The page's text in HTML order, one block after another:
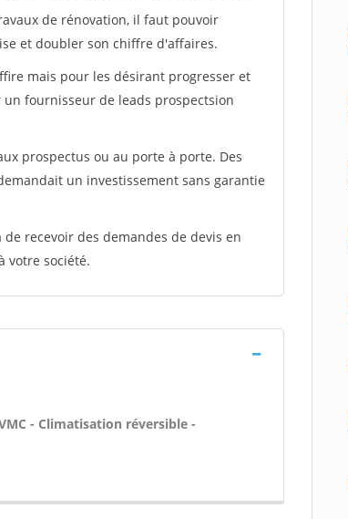
de rénovation, il faut pouvoir
et doubler son chiffre d'affaires.
mais pour les désirant progresser et
fournisseur de leads prospectsion
prospectus ou au porte à porte. Des
un investissement sans garantie
recevoir des demandes de devis en
votre société.
- Climatisation réversible -